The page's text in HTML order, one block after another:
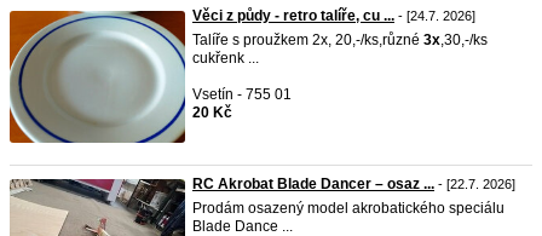
Věci z půdy - retro talíře, cu ... - [24.7. 2026]
Talíře s proužkem 2x, 20,-/ks,různé 3x,30,-/ks
cukřenk ...
Vsetín - 755 01
20 Kč
RC Akrobat Blade Dancer – osaz ... - [22.7. 2026]
Prodám osazený model akrobatického speciálu
Blade Dance ...